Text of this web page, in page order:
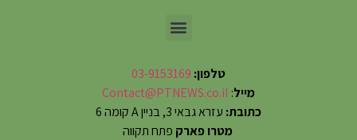
טלפון: 03-9153169
מייל:
Contact@PTNEWS.co.il
כתובת: עזרא גבאי 3, בניין A קומה 6
מטרו פארק פתח תקווה